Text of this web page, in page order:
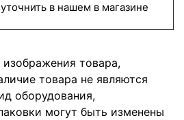
уточнить в нашем в магазине
товара,
товара не являются
оборудования,
могут быть изменены